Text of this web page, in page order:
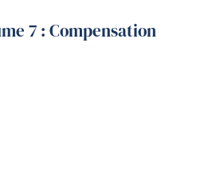
7 : Compensation